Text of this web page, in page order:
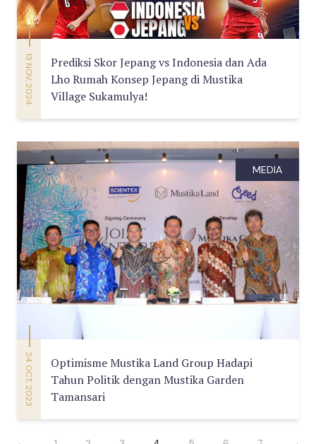
13 NOV, 2024
Prediksi Skor Jepang vs Indonesia dan Ada
Lho Rumah Konsep Jepang di Mustika
Village Sukamulya!
MEDIA
24 OCT, 2023
Optimisme Mustika Land Group Hadapi
Tahun Politik dengan Mustika Garden
Tamansari